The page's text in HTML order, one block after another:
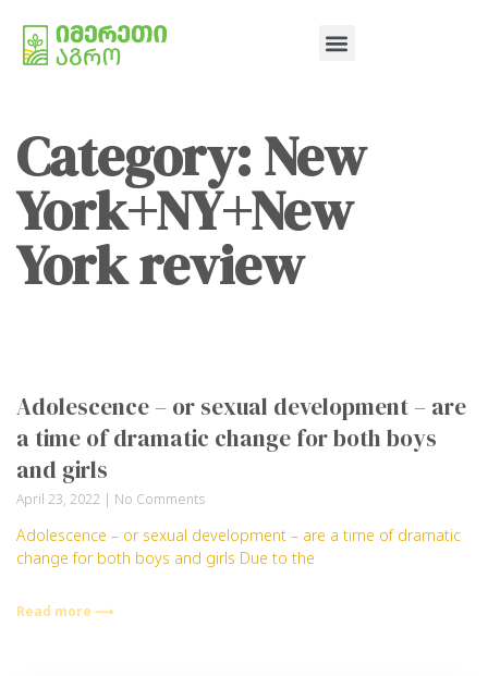
Category: New
York+NY+New
York review
Adolescence – or sexual development – are
a time of dramatic change for both boys
and girls
April 23, 2022 No Comments
Adolescence – or sexual development – are a time of dramatic
change for both boys and girls Due to the
Read more ⟶